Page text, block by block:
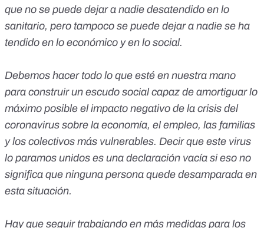
que no se puede dejar a nadie desatendido en lo
sanitario, pero tampoco se puede dejar a nadie se ha
tendido en lo económico y en lo social.
Debemos hacer todo lo que esté en nuestra mano
para construir un escudo social capaz de amortiguar lo
máximo posible el impacto negativo de la crisis del
coronavirus sobre la economía, el empleo, las familias
y los colectivos más vulnerables. Decir que este virus
lo paramos unidos es una declaración vacía si eso no
significa que ninguna persona quede desamparada en
esta situación.
Hay que seguir trabajando en más medidas para los